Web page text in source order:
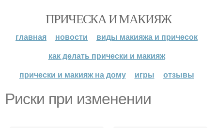
ПРИЧЕСКА И МАКИЯЖ
главная новости
виды макияжа и причесок
как делать прически и макияж
прически и макияж на дому
игры отзывы
Риски при изменении